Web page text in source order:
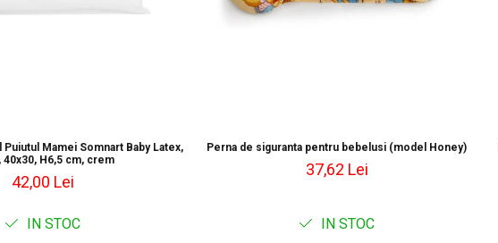
Puiutul Mamei Somnart Baby Latex,
40x30, H6,5 cm, crem
42,00 Lei
IN STOC
Perna de siguranta pentru bebelusi (model Honey)
37,62 Lei
IN STOC